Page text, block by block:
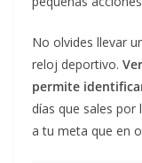
No olvides llevar
reloj deportivo.
permite
días que sales
a tu meta que en